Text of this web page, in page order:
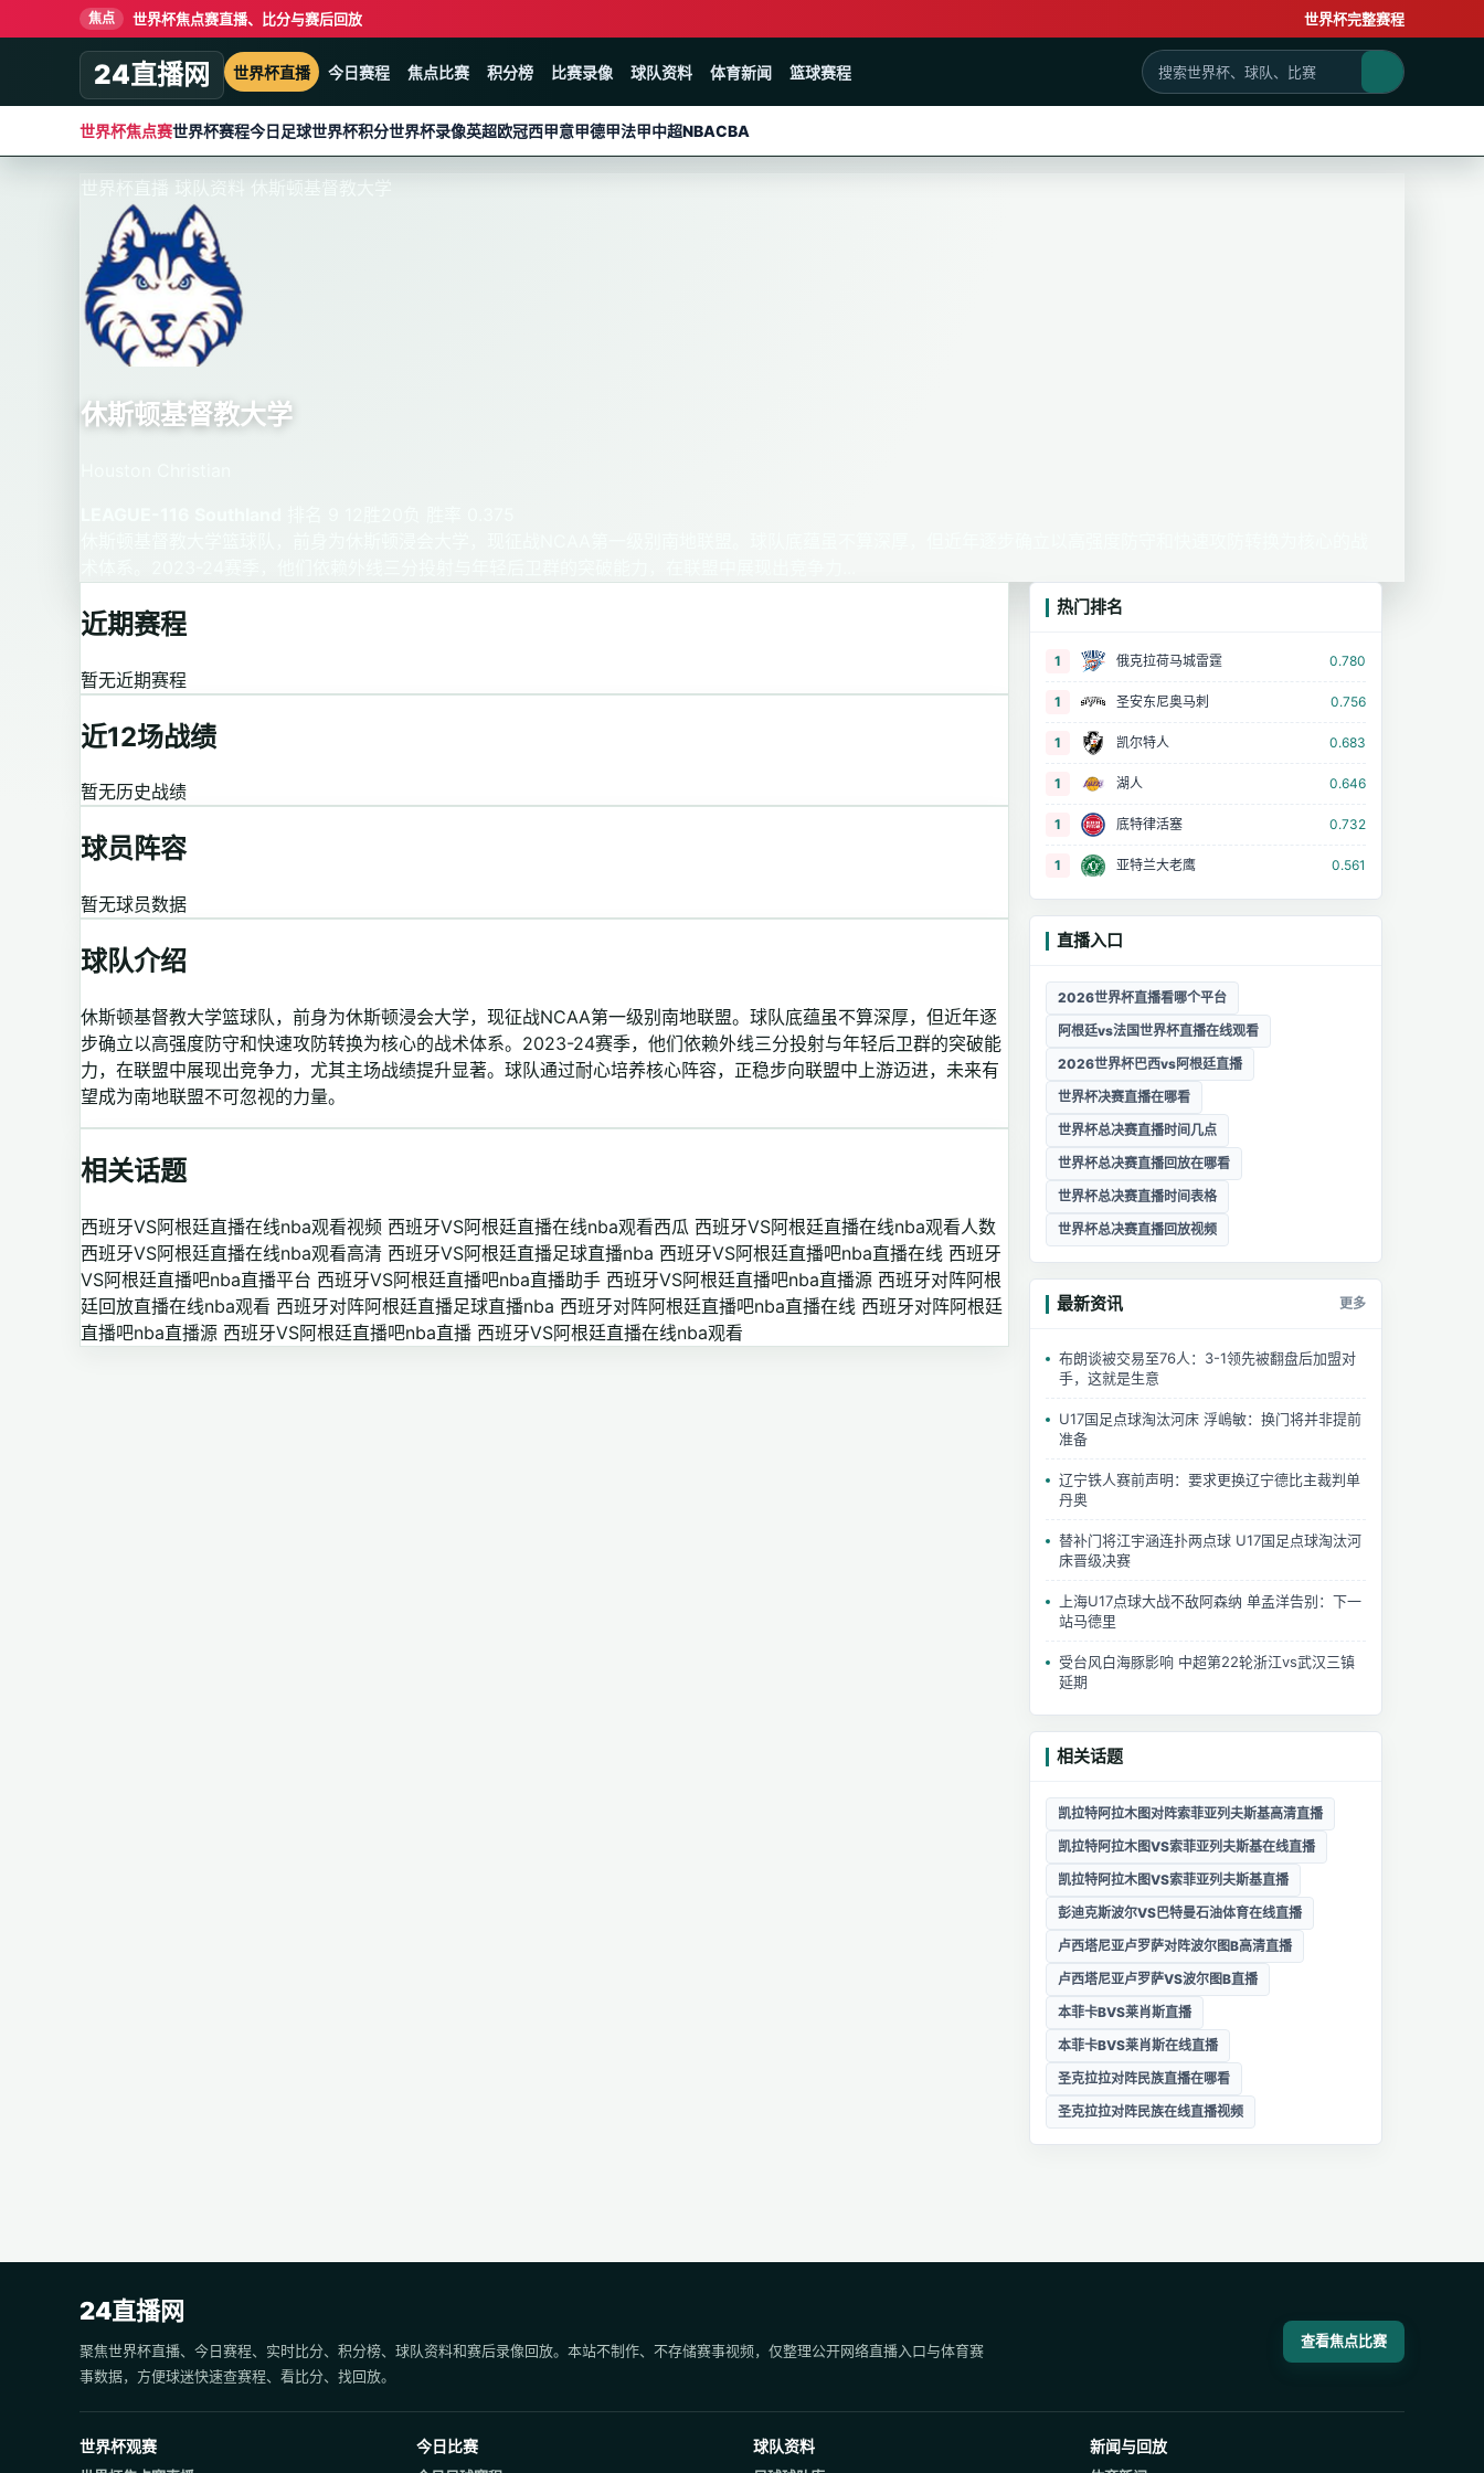
焦点 世界杯焦点赛直播、比分与赛后回放 世界杯完整赛程
24直播网 世界杯直播 今日赛程 焦点比赛 积分榜 比赛录像 球队资料 体育新闻 篮球赛程
世界杯焦点赛世界杯赛程今日足球世界杯积分世界杯录像英超欧冠西甲意甲德甲法甲中超NBACBA
世界杯直播 球队资料 休斯顿基督教大学
休斯顿基督教大学
近期赛程
暂无近期赛程
近12场战绩
暂无历史战绩
球员阵容
暂无球员数据
球队介绍
休斯顿基督教大学篮球队，前身为休斯顿浸会大学，现征战NCAA第一级别南地联盟。球队底蕴虽不算深厚，但近年逐
步确立以高强度防守和快速攻防转换为核心的战术体系。2023-24赛季，他们依赖外线三分投射与年轻后卫群的突破能
力，在联盟中展现出竞争力，尤其主场战绩提升显著。球队通过耐心培养核心阵容，正稳步向联盟中上游迈进，未来有
望成为南地联盟不可忽视的力量。
相关话题
西班牙VS阿根廷直播在线nba观看视频 西班牙VS阿根廷直播在线nba观看西瓜 西班牙VS阿根廷直播在线nba观看人数
西班牙VS阿根廷直播在线nba观看高清 西班牙VS阿根廷直播足球直播nba 西班牙VS阿根廷直播吧nba直播在线 西班牙
VS阿根廷直播吧nba直播平台 西班牙VS阿根廷直播吧nba直播助手 西班牙VS阿根廷直播吧nba直播源 西班牙对阵阿根
廷回放直播在线nba观看 西班牙对阵阿根廷直播足球直播nba 西班牙对阵阿根廷直播吧nba直播在线 西班牙对阵阿根廷
直播吧nba直播源 西班牙VS阿根廷直播吧nba直播 西班牙VS阿根廷直播在线nba观看
热门排名
1 俄克拉荷马城雷霆 0.780
1 圣安东尼奥马刺 0.756
1 凯尔特人 0.683
1 湖人 0.646
1 底特律活塞 0.732
1 亚特兰大老鹰 0.561
直播入口
2026世界杯直播看哪个平台
阿根廷vs法国世界杯直播在线观看
2026世界杯巴西vs阿根廷直播
世界杯决赛直播在哪看
世界杯总决赛直播时间几点
世界杯总决赛直播回放在哪看
世界杯总决赛直播时间表格
世界杯总决赛直播回放视频
最新资讯 更多
布朗谈被交易至76人：3-1领先被翻盘后加盟对
手，这就是生意
U17国足点球淘汰河床 浮嶋敏：换门将并非提前
准备
辽宁铁人赛前声明：要求更换辽宁德比主裁判单
丹奥
替补门将江宇涵连扑两点球 U17国足点球淘汰河
床晋级决赛
上海U17点球大战不敌阿森纳 单孟洋告别：下一
站马德里
受台风白海豚影响 中超第22轮浙江vs武汉三镇
延期
相关话题
凯拉特阿拉木图对阵索菲亚列夫斯基高清直播
凯拉特阿拉木图VS索菲亚列夫斯基在线直播
凯拉特阿拉木图VS索菲亚列夫斯基直播
彭迪克斯波尔VS巴特曼石油体育在线直播
卢西塔尼亚卢罗萨对阵波尔图B高清直播
卢西塔尼亚卢罗萨VS波尔图B直播
本菲卡BVS莱肖斯直播
本菲卡BVS莱肖斯在线直播
圣克拉拉对阵民族直播在哪看
圣克拉拉对阵民族在线直播视频
24直播网
聚焦世界杯直播、今日赛程、实时比分、积分榜、球队资料和赛后录像回放。本站不制作、不存储赛事视频，仅整理公开网络直播入口与体育赛
事数据，方便球迷快速查赛程、看比分、找回放。
查看焦点比赛
世界杯观赛 今日比赛 球队资料 新闻与回放